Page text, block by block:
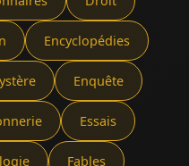
Encyclopédies
Enquête
Essais
Fables